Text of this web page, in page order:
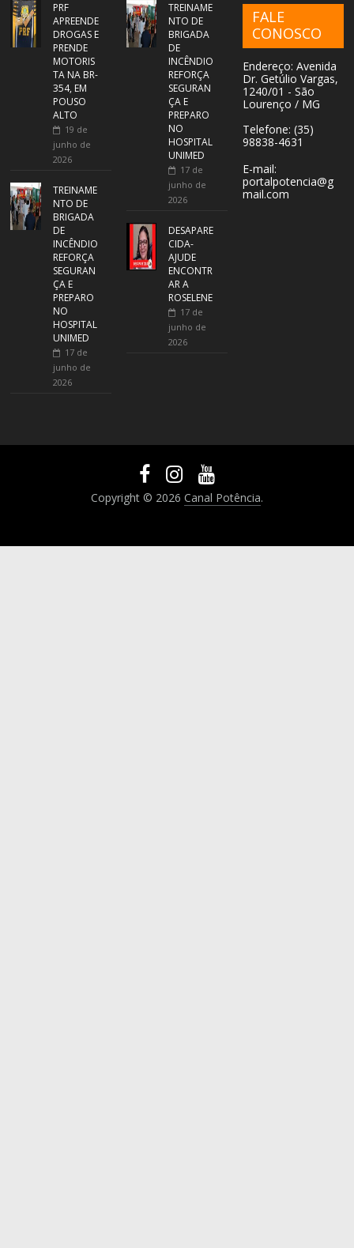
PRF
APREENDE
DROGAS E
PRENDE
MOTORIS
TA NA BR-
354, EM
POUSO
ALTO
19 de
junho de
2026
TREINAME
NTO DE
BRIGADA
DE
INCÊNDIO
REFORÇA
SEGURAN
ÇA E
PREPARO
NO
HOSPITAL
UNIMED
17 de
junho de
2026
TREINAME
NTO DE
BRIGADA
DE
INCÊNDIO
REFORÇA
SEGURAN
ÇA E
PREPARO
NO
HOSPITAL
UNIMED
17 de
junho de
2026
DESAPARE
CIDA-
AJUDE
ENCONTR
AR A
ROSELENE
17 de
junho de
2026
FALE
CONOSCO
Endereço: Avenida
Dr. Getúlio Vargas,
1240/01 - São
Lourenço / MG
Telefone: (35)
98838-4631
E-mail:
portalpotencia@g
mail.com
Copyright © 2026 Canal Potência.